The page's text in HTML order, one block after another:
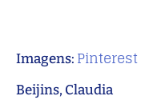
Imagens: Pinterest
Beijins, Claudia